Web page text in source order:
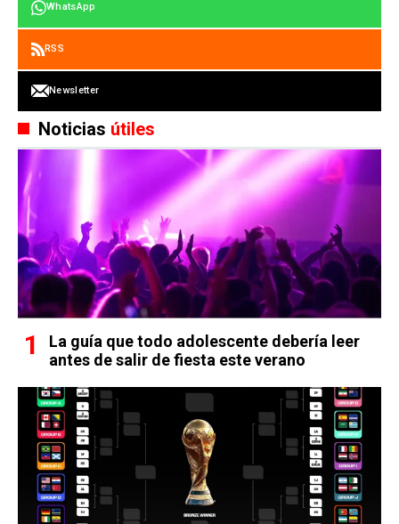
WhatsApp
RSS
Newsletter
Noticias útiles
La guía que todo adolescente debería leer
antes de salir de fiesta este verano